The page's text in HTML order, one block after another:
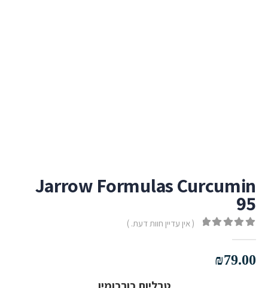
Jarrow Formulas Curcumin
95
( אין עדיין חוות דעת. )
₪79.00